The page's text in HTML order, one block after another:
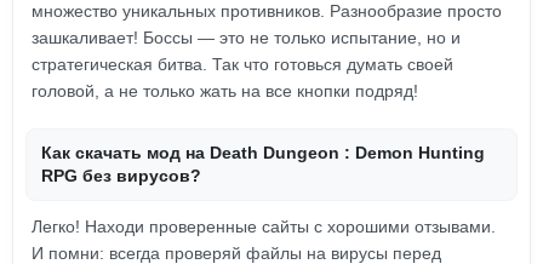
множество уникальных противников. Разнообразие просто
зашкаливает! Боссы — это не только испытание, но и
стратегическая битва. Так что готовься думать своей
головой, а не только жать на все кнопки подряд!
Как скачать мод на Death Dungeon : Demon Hunting
RPG без вирусов?
Легко! Находи проверенные сайты с хорошими отзывами.
И помни: всегда проверяй файлы на вирусы перед